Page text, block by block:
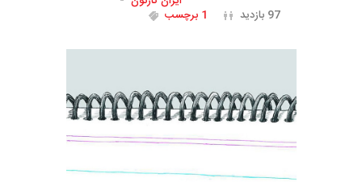
97 بازدید
1 برچسب